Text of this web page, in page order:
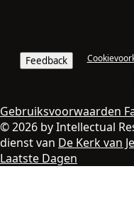
Feedback
Gebruiksvoorwaarden
© 2026 by Intellectual
dienst van De Kerk van
Laatste Dagen